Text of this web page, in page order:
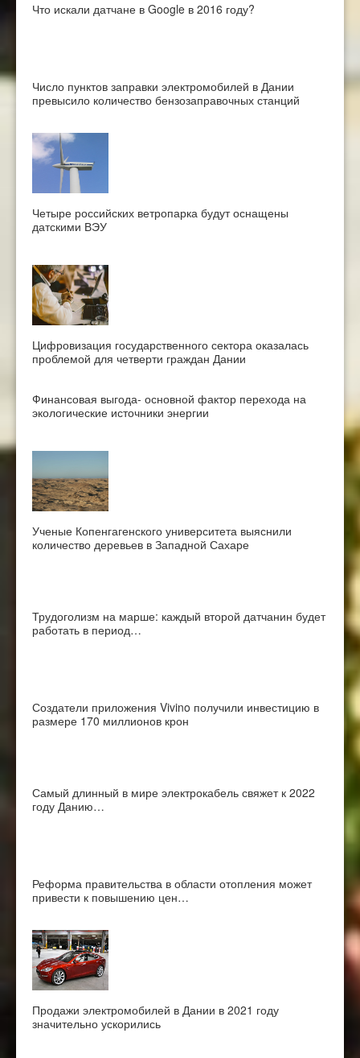
Что искали датчане в Google в 2016 году?
Число пунктов заправки электромобилей в Дании
превысило количество бензозаправочных станций
Четыре российских ветропарка будут оснащены
датскими ВЭУ
Цифровизация государственного сектора оказалась
проблемой для четверти граждан Дании
Финансовая выгода- основной фактор перехода на
экологические источники энергии
Ученые Копенгагенского университета выяснили
количество деревьев в Западной Сахаре
Трудоголизм на марше: каждый второй датчанин будет
работать в период…
Создатели приложения Vivino получили инвестицию в
размере 170 миллионов крон
Самый длинный в мире электрокабель свяжет к 2022
году Данию…
Реформа правительства в области отопления может
привести к повышению цен…
Продажи электромобилей в Дании в 2021 году
значительно ускорились